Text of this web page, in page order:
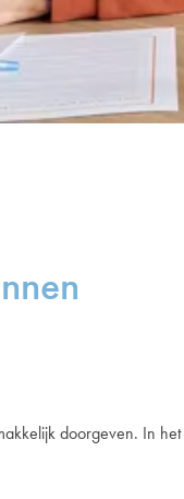
doorgeven. In het